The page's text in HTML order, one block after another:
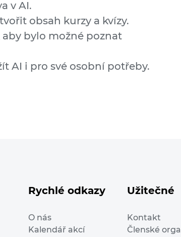
v AI.
obsah kurzy a kvízy.
bylo možné poznat
AI i pro své osobní potřeby.
Rychlé odkazy
O nás
Kalendář akcí
Užitečné
Kontakt
Členské